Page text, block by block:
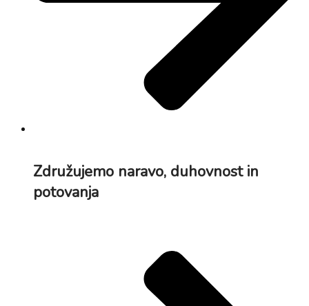
Združujemo naravo, duhovnost in
potovanja